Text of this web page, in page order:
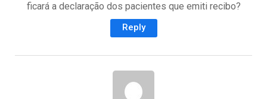
ficará a declaração dos pacientes que emiti recibo?
Reply